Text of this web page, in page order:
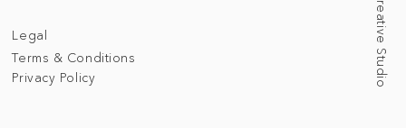
Legal
Terms & Conditions
Privacy Policy